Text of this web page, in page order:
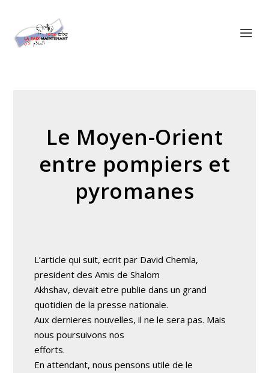
Le Moyen-Orient
entre pompiers et
pyromanes
L’article qui suit, ecrit par David Chemla,
president des Amis de Shalom
Akhshav, devait etre publie dans un grand
quotidien de la presse nationale.
Aux dernieres nouvelles, il ne le sera pas. Mais
nous poursuivons nos
efforts.
En attendant, nous pensons utile de le